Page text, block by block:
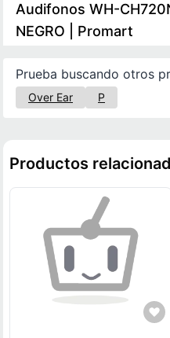
Audifonos WH-
NEGRO | Promart
Prueba buscando otros
Over Ear P
Productos